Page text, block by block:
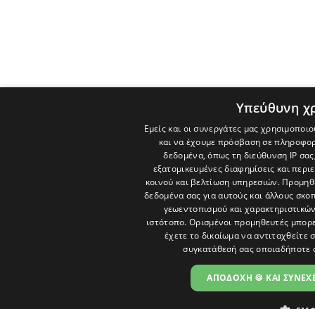
Υπεύθυνη
Εμείς και οι συνεργάτες μας
και να έχουμε πρόσβαση σε
δεδομένα, όπως τη διεύθυνση IP
εξατομικευμένες διαφημίσεις και
κοινού και βελτίωση υπηρεσιών.
δεδομένα σας για αυτούς και άλλους
γεωεντοπισμού και
ιστότοπο. Ορισμένοι προμηθευτές
έχετε το δικαίωμα να αντιταχθείτε
συγκατάθεσή σας οποιαδήποτε
ΑΠΟΔΟΧΗ 🍪 ΚΑΙ